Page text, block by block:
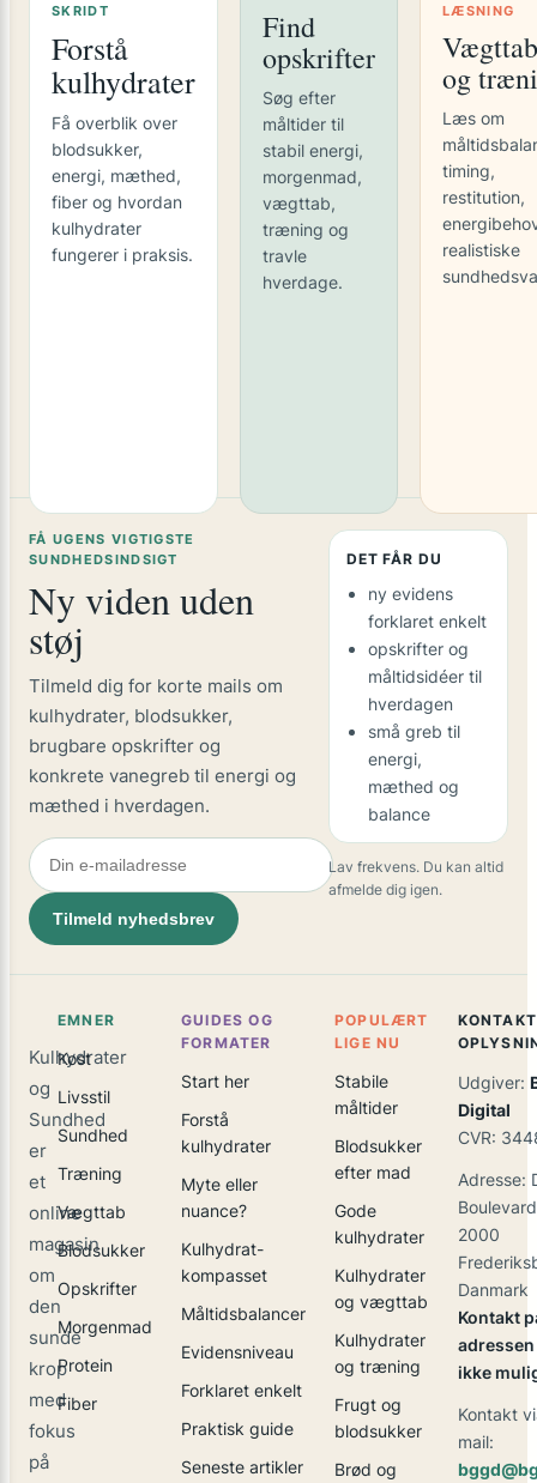
SKRIDT
Forstå
kulhydrater
Få overblik over
blodsukker,
energi, mæthed,
fiber og hvordan
kulhydrater
fungerer i praksis.
Find
opskrifter
Søg efter
måltider til
stabil energi,
morgenmad,
vægttab,
træning og
travle
hverdage.
LÆSNING
Vægttab
og
Læs om
timing,
restitution,
realistiske
FÅ UGENS VIGTIGSTE
SUNDHEDSINDSIGT
Ny viden uden
støj
Tilmeld dig for korte mails om
kulhydrater, blodsukker,
brugbare opskrifter og
konkrete vanegreb til energi og
mæthed i hverdagen.
Tilmeld nyhedsbrev
DET FÅR DU
ny evidens
forklaret enkelt
opskrifter og
måltidsidéer til
hverdagen
små greb til
energi,
mæthed og
balance
Lav frekvens. Du kan altid
afmelde dig igen.
Kulhydrater
og
Sundhed
er
et
online
magasin
om
den
sunde
krop
med
fokus
på
EMNER
Kost
Livsstil
Sundhed
Træning
Vægttab
Blodsukker
Opskrifter
Morgenmad
Protein
Fiber
GUIDES OG
FORMATER
Start her
Forstå
kulhydrater
Myte eller
nuance?
Kulhydrat-
kompasset
Måltidsbalancer
Evidensniveau
Forklaret enkelt
Praktisk guide
Seneste artikler
POPULÆRT
LIGE NU
Stabile
måltider
Blodsukker
efter mad
Gode
kulhydrater
Kulhydrater
og vægttab
Kulhydrater
og træning
Frugt og
blodsukker
Brød og
Udgiver:
Digital
CVR:
Adresse:
2000
Danmark
Kontakt
adressen
ikke
Kontakt
mail: